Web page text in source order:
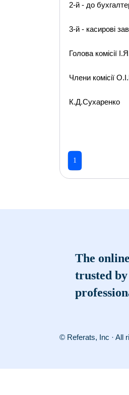
2-й - до
3-й - касирові
Голова комісії
Члени комісії
К.Д.Сухаренко
1
The
trusted
© Referats, Inc · All